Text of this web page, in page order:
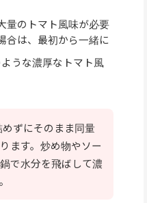
量のトマト風味が必要
合は、最初から一緒に
うな濃厚なトマト風
めずにそのまま同量
ます。炒め物やソー
で水分を飛ばして濃